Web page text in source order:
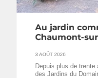
Au jardin
Chaumont-
3 AOÛT 2026
Depuis plus de
des Jardins du